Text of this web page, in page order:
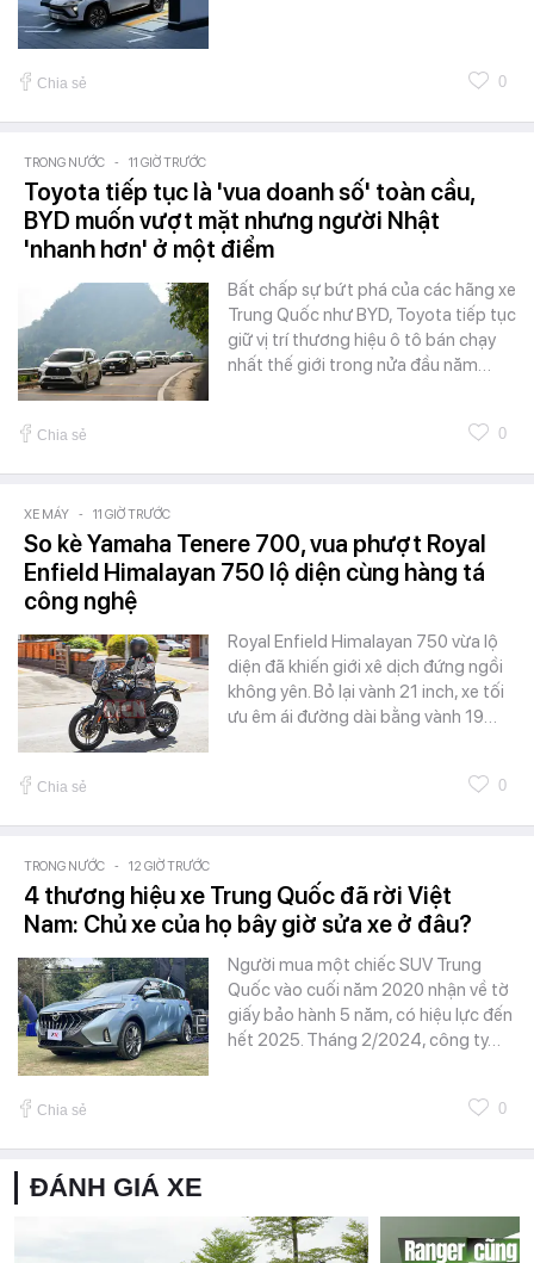
Chia sẻ 0
TRONG NƯỚC - 11 GIỜ TRƯỚC
Toyota tiếp tục là 'vua doanh số' toàn cầu,
BYD muốn vượt mặt nhưng người Nhật
'nhanh hơn' ở một điểm
Bất chấp sự bứt phá của các hãng xe
Trung Quốc như BYD, Toyota tiếp tục
giữ vị trí thương hiệu ô tô bán chạy
nhất thế giới trong nửa đầu năm…
Chia sẻ 0
XE MÁY - 11 GIỜ TRƯỚC
So kè Yamaha Tenere 700, vua phượt Royal
Enfield Himalayan 750 lộ diện cùng hàng tá
công nghệ
Royal Enfield Himalayan 750 vừa lộ
diện đã khiến giới xê dịch đứng ngồi
không yên. Bỏ lại vành 21 inch, xe tối
ưu êm ái đường dài bằng vành 19…
Chia sẻ 0
TRONG NƯỚC - 12 GIỜ TRƯỚC
4 thương hiệu xe Trung Quốc đã rời Việt
Nam: Chủ xe của họ bây giờ sửa xe ở đâu?
Người mua một chiếc SUV Trung
Quốc vào cuối năm 2020 nhận về tờ
giấy bảo hành 5 năm, có hiệu lực đến
hết 2025. Tháng 2/2024, công ty…
Chia sẻ 0
ĐÁNH GIÁ XE